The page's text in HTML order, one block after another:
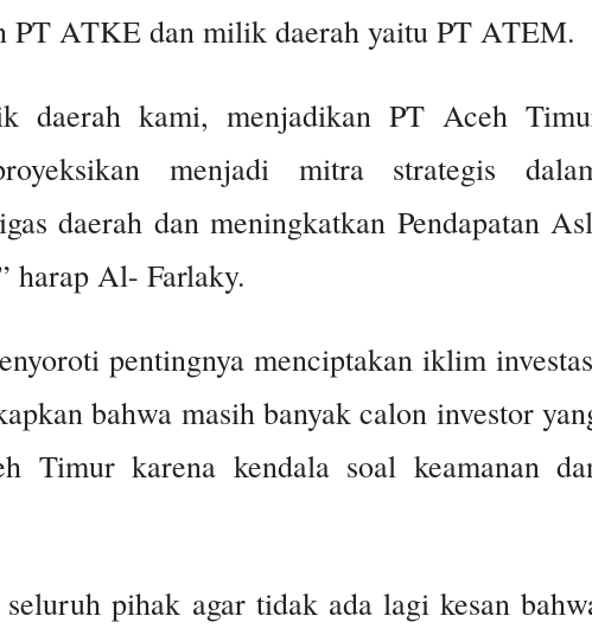
PT ATKE dan milik daerah yaitu PT ATEM.
daerah kami, menjadikan PT Aceh
menjadi mitra strategis
daerah dan meningkatkan Pendapatan
harap Al- Farlaky.
pentingnya menciptakan iklim
bahwa masih banyak calon investor
Timur karena kendala soal keamanan
pihak agar tidak ada lagi kesan